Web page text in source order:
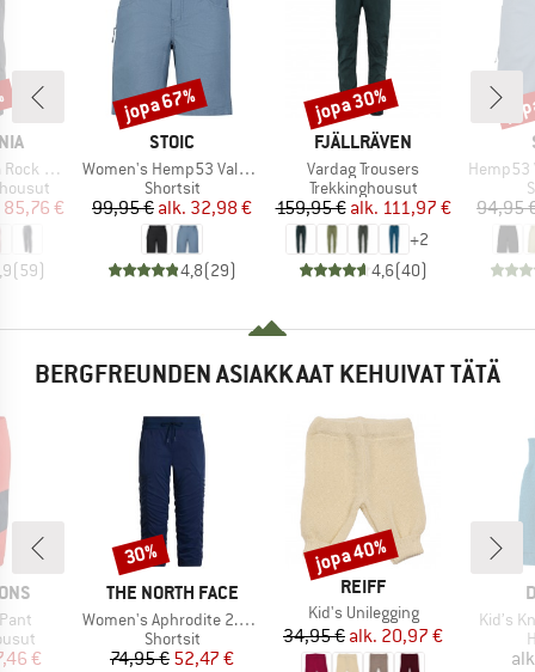
Pants
hinta
85,76 €
(59)
MERKKI
STOIC
Tuote
Women's Hemp53 ValenSt. Shorts
Tuoteryhmä
Shortsit
Hinta
99,95 € Alennettu hinta
alk. 32,98 €
4,8(29)
Alennus
jopa 67%
MERKKI
FJÄLLRÄVEN
Tuote
Vardag Trousers
Tuoteryhmä
Trekkinghousut
Hinta
159,95 € Alennettu hinta
alk. 111,97 €
+2
4,6(40)
Alennus
jopa 30%
Tuote
Hemp53
94,95
BERGFREUNDEN ASIAKKAAT KEHUIVAT TÄTÄ
hinta
€
MERKKI
THE NORTH FACE
Tuote
Women's Aphrodite 2.0 Capri
Tuoteryhmä
Shortsit
Hinta
74,95 € Alennettu hinta
52,47 €
Alennus
30%
MERKKI
REIFF
Tuote
Kid's Unilegging
Hinta
34,95 € Alennettu hinta
alk. 20,97 €
Alennus
jopa 40%
Tuote
Kid’s